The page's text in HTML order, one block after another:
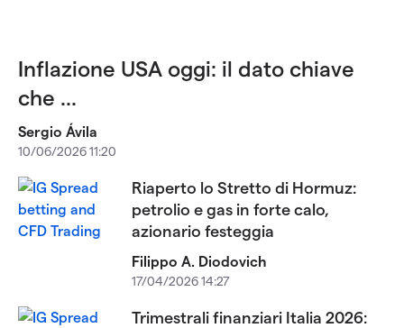
Inflazione USA oggi: il dato chiave
che ...
Sergio Ávila
10/06/2026 11:20
Riaperto lo Stretto di Hormuz:
petrolio e gas in forte calo,
azionario festeggia
Filippo A. Diodovich
17/04/2026 14:27
Trimestrali finanziari Italia 2026: